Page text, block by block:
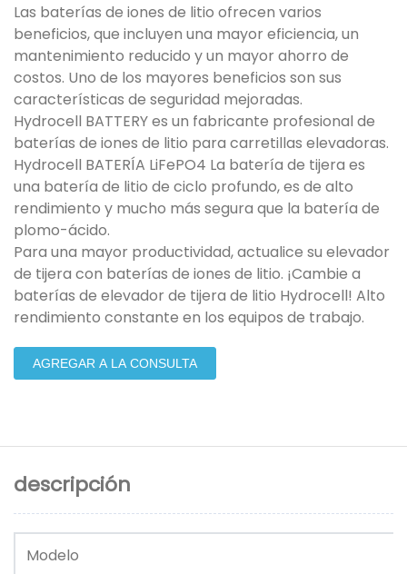
Las baterías de iones de litio ofrecen varios
beneficios, que incluyen una mayor eficiencia, un
mantenimiento reducido y un mayor ahorro de
costos. Uno de los mayores beneficios son sus
características de seguridad mejoradas.
Hydrocell BATTERY es un fabricante profesional de
baterías de iones de litio para carretillas elevadoras.
Hydrocell BATERÍA LiFePO4 La batería de tijera es
una batería de litio de ciclo profundo, es de alto
rendimiento y mucho más segura que la batería de
plomo-ácido.
Para una mayor productividad, actualice su elevador
de tijera con baterías de iones de litio. ¡Cambie a
baterías de elevador de tijera de litio Hydrocell! Alto
rendimiento constante en los equipos de trabajo.
AGREGAR A LA CONSULTA
descripción
Modelo